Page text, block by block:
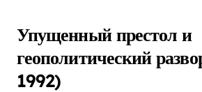
Упущенный престол и
геополитический
1992)